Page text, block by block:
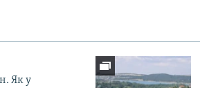
Як у